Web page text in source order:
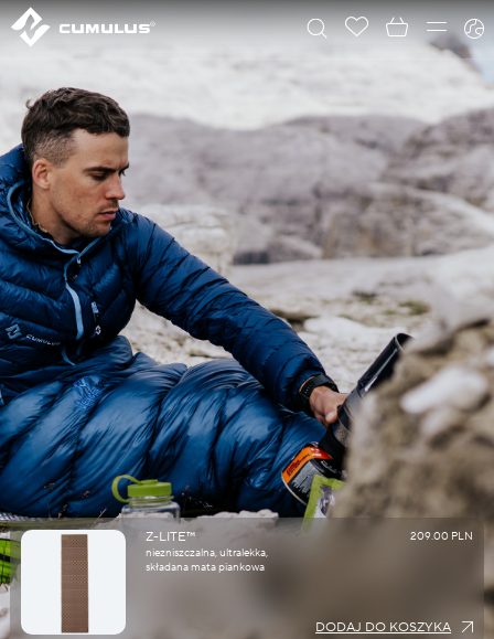
Z-LITE™
niezniszczalna, ultralekka,
składana mata piankowa
209.00 PLN
DODAJ DO KOSZYKA